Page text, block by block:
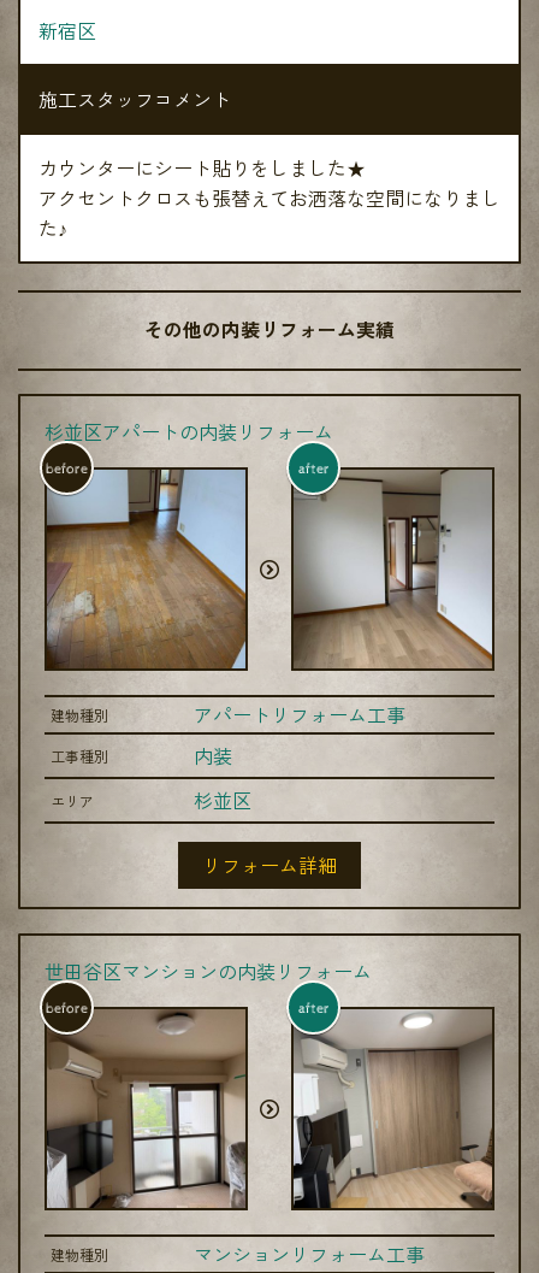
新宿区
施工スタッフコメント
カウンターにシート貼りをしました★
アクセントクロスも張替えてお洒落な空間になりまし
た♪
その他の内装リフォーム実績
杉並区アパートの内装リフォーム
before after
建物種別 アパートリフォーム工事
工事種別 内装
エリア 杉並区
リフォーム詳細
世田谷区マンションの内装リフォーム
before after
建物種別 マンションリフォーム工事